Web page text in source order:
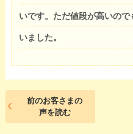
いです。ただ値段が高いの
いました。
前のお客さまの
声を読む